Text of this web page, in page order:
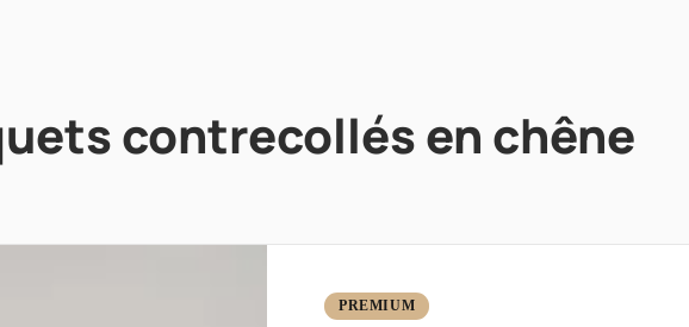
contrecollés en chêne
PREMIUM